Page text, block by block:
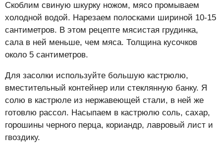
Скоблим свиную шкурку ножом, мясо промываем
холодной водой. Нарезаем полосками шириной 10-15
сантиметров. В этом рецепте мясистая грудинка,
сала в ней меньше, чем мяса. Толщина кусочков
около 5 сантиметров.
Для засолки используйте большую кастрюлю,
вместительный контейнер или стеклянную банку. Я
солю в кастрюле из нержавеющей стали, в ней же
готовлю рассол. Насыпаем в кастрюлю соль, сахар,
горошины черного перца, кориандр, лавровый лист и
гвоздику.